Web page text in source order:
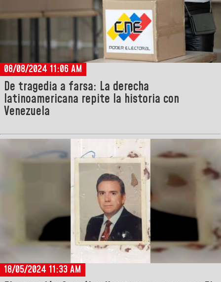
08/08/2024 11:06 AM
De tragedia a farsa: La derecha
latinoamericana repite la historia con
Venezuela
18/05/2024 11:33 AM